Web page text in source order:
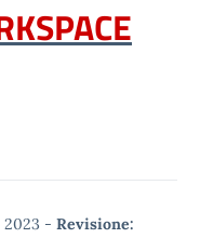
- Revisione: